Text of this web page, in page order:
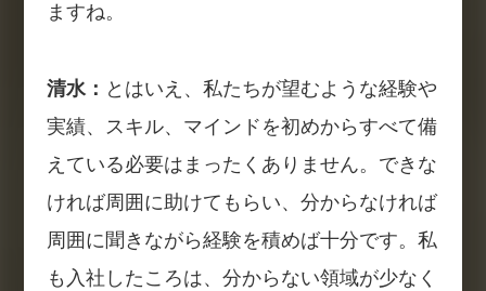
ますね。
清水： とはいえ、私たちが望むような経験や
実績、スキル、マインドを初めからすべて備
えている必要はまったくありません。できな
ければ周囲に助けてもらい、分からなければ
周囲に聞きながら経験を積めば十分です。私
も入社したころは、分からない領域が少なく